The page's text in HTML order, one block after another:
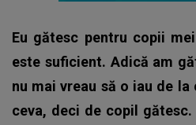
Eu gătesc pentru copii
este suficient. Adică am
nu mai vreau să o iau de la
ceva, deci de copil